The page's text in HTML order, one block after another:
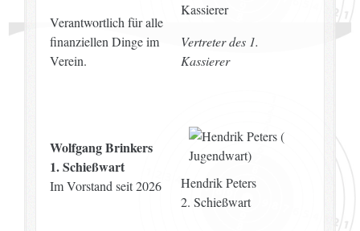
Verantwortlich für alle
finanziellen Dinge im
Verein.
Kassierer
Vertreter des 1.
Kassierer
Wolfgang Brinkers
1. Schießwart
Im Vorstand seit 2026
Hendrik Peters
2. Schießwart